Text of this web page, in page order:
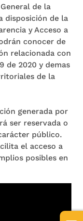
de la
disposición de la
y Acceso a
conocer de
relacionada con
de 2020 y demas
de la
generada por
ser reservada o
público.
el acceso a
posibles en